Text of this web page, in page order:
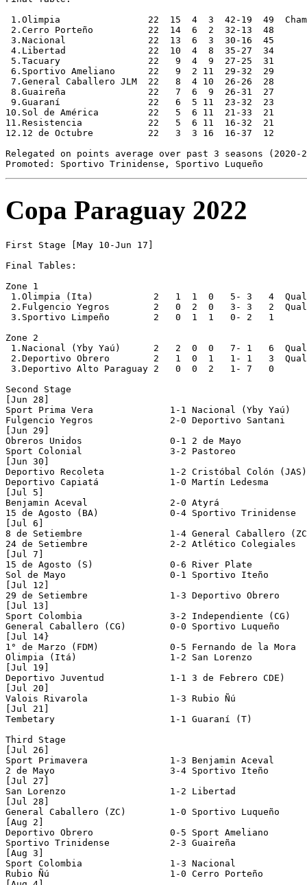
Copa Paraguay 2022
First Stage [May 10-Jun 17]
Final Tables:
Zone 1
1.Olimpia (Ita)           2   1  1  0   5- 3   4
2.Fulgencio Yegros        2   0  2  0   3- 3   2
3.Sportivo Limpeño        2   0  1  1   0- 2   1
Zone 2
1.Nacional (Yby Yaú)      2   2  0  0   7- 1   6
2.Deportivo Obrero        2   1  0  1   1- 1   3
3.Deportivo Alto Paraguay 2   0  0  2   1- 7   0
Second Stage
[Jun 28]
Sport Prima Vera              1-1 Nacional (Yby
Fulgencio Yegros              2-0 Deportivo Santani
[Jun 29]
Obreros Unidos                0-1 2 de Mayo
Sport Colonial                3-2 Pastoreo
[Jun 30]
Deportivo Recoleta            1-2 Cristóbal Colón (JAS)
Deportivo Capiatá             1-0 Martín Ledesma
[Jul 5]
Benjamin Aceval               2-0 Atyrá
15 de Agosto (BA)             0-4 Sportivo Trinidense
[Jul 6]
8 de Setiembre                1-4 General Caballero
24 de Setiembre               2-2 Atlético
[Jul 7]
15 de Agosto (S)              0-6 River Plate
Sol de Mayo                   0-1 Sportivo Iteño
[Jul 12]
29 de Setiembre               1-3 Deportivo Obrero
[Jul 13]
Sport Colombia                3-2 Independiente (CG)
General Caballero (CG)        0-0 Sportivo Luqueño
[Jul 14}
1° de Marzo (FDM)             0-5 Fernando de la Mora
Olimpia (Itá)                 1-2 San Lorenzo
[Jul 19]
Deportivo Juventud            1-1 3 de Febrero
[Jul 20]
Valois Rivarola               1-3 Rubio Ñú
[Jul 21]
Tembetary                     1-1 Guaraní (T)
Third Stage
[Jul 26]
Sport Primavera               1-3 Benjamin Aceval
2 de Mayo                     3-4 Sportivo Iteño
[Jul 27]
San Lorenzo                   1-2 Libertad
[Jul 28]
General Caballero (ZC)        1-0 Sportivo Luqueño
[Aug 2]
Deportivo Obrero              0-5 Sport Ameliano
Sportivo Trinidense           2-3 Guaireña
[Aug 3]
Sport Colombia                1-3 Nacional
Rubio Ñú                      1-0 Cerro Porteño